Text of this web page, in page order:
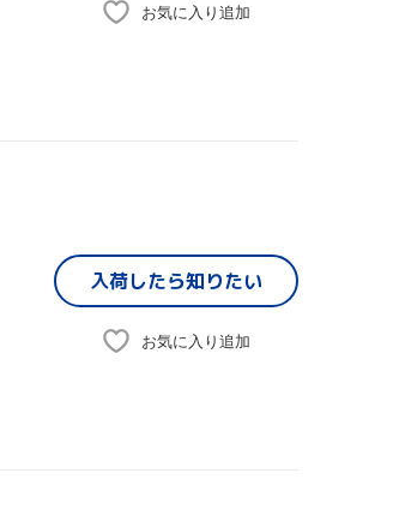
お気に入り追加
入荷したら知りたい
お気に入り追加